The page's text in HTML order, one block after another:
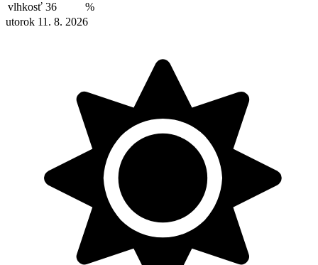
vlhkosť 36
%
utorok 11. 8. 2026